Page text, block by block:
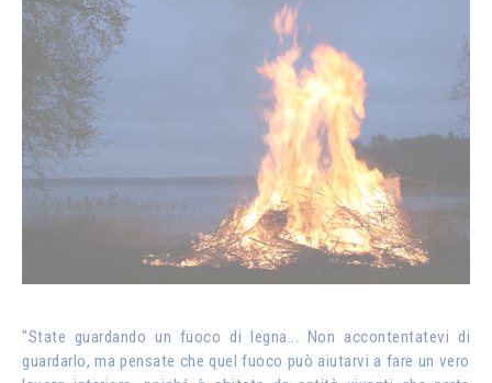
"State guardando un fuoco di legna... Non accontentatevi di
guardarlo, ma pensate che quel fuoco può aiutarvi a fare un vero